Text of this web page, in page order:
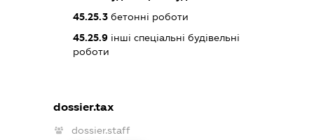
45.25.3бетонні роботи
45.25.9інші спеціальні будівельні
роботи
dossier.tax
dossier.staff